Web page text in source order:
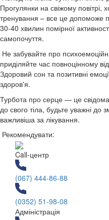
Прогулянки на свіжому повітрі,
тренування – все це допоможе
30-40 хвилин помірної
самопочуття.
Не забувайте про
приділяйте час повноцінному
Здоровий сон та позитивні
здоров'я.
Турбота про серце — це
до свого тіла, будьте уважні до
важливіша за лікування.
Рекомендувати:
Call-центр
(067) 444-86-88
(0352) 51-98-08
Адміністрація